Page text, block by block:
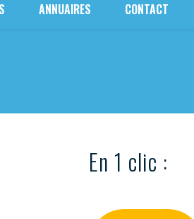
ANNUAIRES CONTACT
En 1 clic :